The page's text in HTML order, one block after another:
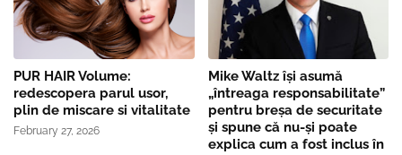
PUR HAIR Volume:
redescopera parul usor,
plin de miscare si vitalitate
February 27, 2026
Mike Waltz îşi asumă
„întreaga responsabilitate”
pentru breşa de securitate
și spune că nu-și poate
explica cum a fost inclus în